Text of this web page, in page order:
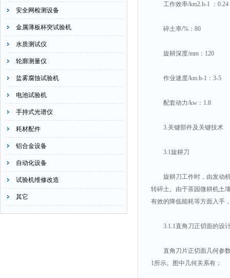
安全网检测设备
金属薄板杯突试验机
水质测试仪
轮廓测量仪
盐雾腐蚀试验机
电池试验机
手持式光谱仪
耗材配件
铝合金设备
自动化设备
试验机维修改造
其它
工作效率/km2.h-1 ：0.24
碎土率/%：80
旋耕深度/mm：120
作业速度/km.h-1：3-5
配套动力/kw：1.8
3.关键部件及关键技术
3.1旋耕刀
旋耕刀工作时，由发动机
转碎土。由于茶园微耕机土
有效的降低能耗等方面入手
3.1.1直角刀正切面的设
直角刀片正切面几何参数
1所示。图中几何关系有；